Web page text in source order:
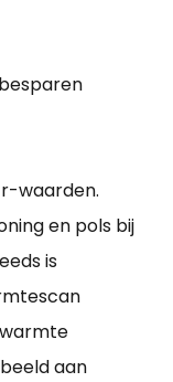
waarden.
en pols bij
is
aan